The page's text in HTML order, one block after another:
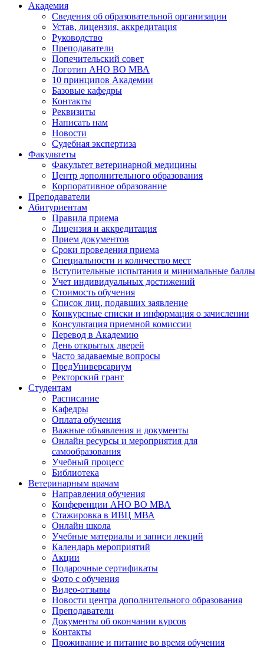
Академия
Сведения об образовательной организации
Устав, лицензия, аккредитация
Руководство
Преподаватели
Попечительский совет
Логотип АНО ВО МВА
10 принципов Академии
Базовые кафедры
Контакты
Реквизиты
Написать нам
Новости
Судебная экспертиза
Факультеты
Факультет ветеринарной медицины
Центр дополнительного образования
Корпоративное образование
Преподаватели
Абитуриентам
Правила приема
Лицензия и аккредитация
Прием документов
Сроки проведения приема
Специальности и количество мест
Вступительные испытания и минимальные баллы
Учет индивидуальных достижений
Стоимость обучения
Список лиц, подавших заявление
Конкурсные списки и информация о зачислении
Консультация приемной комиссии
Перевод в Академию
День открытых дверей
Часто задаваемые вопросы
ПредУниверсариум
Ректорский грант
Студентам
Расписание
Кафедры
Оплата обучения
Важные объявления и документы
Онлайн ресурсы и мероприятия для
самообразования
Учебный процесс
Библиотека
Ветеринарным врачам
Направления обучения
Конференции АНО ВО МВА
Стажировка в ИВЦ МВА
Онлайн школа
Учебные материалы и записи лекций
Календарь мероприятий
Акции
Подарочные сертификаты
Фото с обучения
Видео-отзывы
Новости центра дополнительного образования
Преподаватели
Документы об окончании курсов
Контакты
Проживание и питание во время обучения